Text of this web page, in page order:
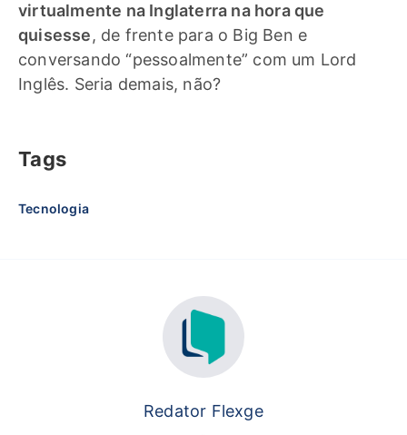
virtualmente na Inglaterra na hora que
quisesse, de frente para o Big Ben e
conversando “pessoalmente” com um Lord
Inglês. Seria demais, não?
Tags
Tecnologia
Redator Flexge